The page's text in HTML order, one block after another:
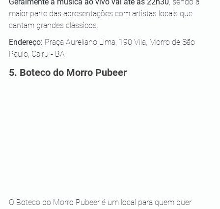
maior parte das apresentações com artistas locais que
cantam grandes clássicos.
Endereço: Praça Aureliano Lima, 190 Vila, Morro de São
Paulo, Cairu - BA
5. Boteco do Morro Pubeer
O Boteco do Morro Pubeer é um local para quem quer